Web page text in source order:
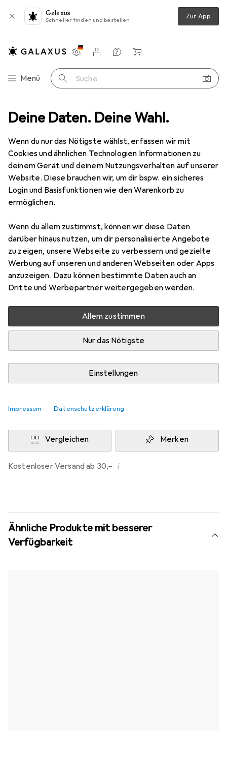
Deine Daten. Deine Wahl.
Wenn du nur das Nötigste wählst, erfassen wir mit
Cookies und ähnlichen Technologien Informationen zu
deinem Gerät und deinem Nutzungsverhalten auf unserer
Website. Diese brauchen wir, um dir bspw. ein sicheres
Login und Basisfunktionen wie den Warenkorb zu
ermöglichen.
Wenn du allem zustimmst, können wir diese Daten
darüber hinaus nutzen, um dir personalisierte Angebote
zu zeigen, unsere Webseite zu verbessern und gezielte
Werbung auf unseren und anderen Webseiten oder Apps
anzuzeigen. Dazu können bestimmte Daten auch an
Dritte und Werbepartner weitergegeben werden.
Allem zustimmen
Nur das Nötigste
Einstellungen
Impressum Datenschutzerklärung
Galaxus
Schneller finden und bestellen Zur App
Navigation nach Kategorien
Menü Suche
Einstellungen
Kundenkonto
Vergleichslisten
Merklisten
Warenkorb
Serverschrank Zubehör Adam Hall 4102 Kugelecke gross
2 Bilder
Adam Hall 4102 Kugelecke gross
EUR
14,60
Bewertungen Marke
Mehr von Adam Hall
Mehr als 10 Stück an Lager beim Drittanbieter
Benachrichtigen, wenn schneller verfügbar
Lieferort angeben für genaue Lieferzeit
TRIKONIT
In den Warenkorb
Vergleichen Merken
Kostenloser Versand ab 30,– i
Ähnliche Produkte mit besserer
Verfügbarkeit